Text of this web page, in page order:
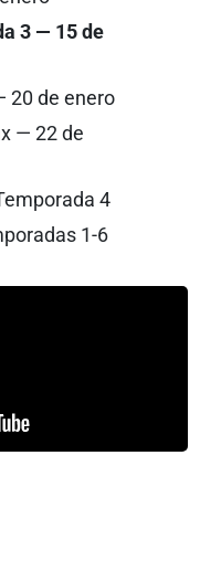
3 — 15 de
20 de enero
— 22 de
4
1-6